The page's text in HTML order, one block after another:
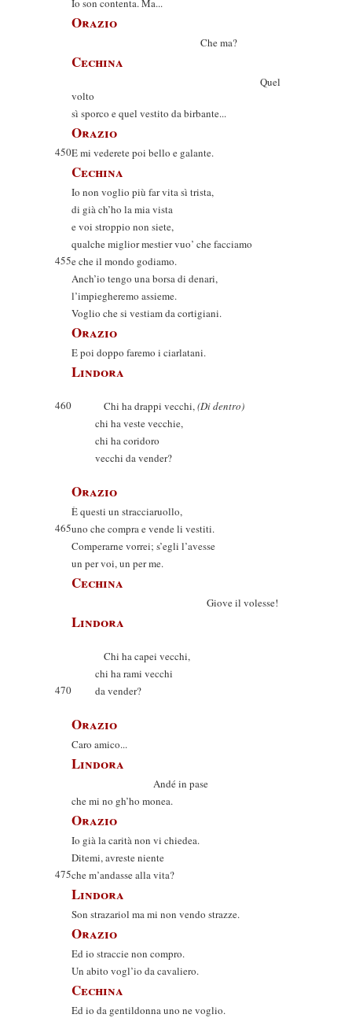
Io son contenta. Ma...
Orazio
Che ma?
Cechina
Quel
volto
sì sporco e quel vestito da birbante...
Orazio
450E mi vederete poi bello e galante.
Cechina
Io non voglio più far vita sì trista,
di già ch’ho la mia vista
e voi stroppio non siete,
qualche miglior mestier vuo’ che facciamo
455e che il mondo godiamo.
Anch’io tengo una borsa di denari,
l’impiegheremo assieme.
Voglio che si vestiam da cortigiani.
Orazio
E poi doppo faremo i ciarlatani.
Lindora
460 Chi ha drappi vecchi,(Di dentro)
chi ha veste vecchie,
chi ha coridoro
vecchi da vender?
Orazio
È questi un stracciaruollo,
465uno che compra e vende li vestiti.
Comperarne vorrei; s’egli l’avesse
un per voi, un per me.
Cechina
Giove il volesse!
Lindora
Chi ha capei vecchi,
chi ha rami vecchi
470
da vender?
Orazio
Caro amico...
Lindora
Andé in pase
che mi no gh’ho monea.
Orazio
Io già la carità non vi chiedea.
Ditemi, avreste niente
475che m’andasse alla vita?
Lindora
Son strazariol ma mi non vendo strazze.
Orazio
Ed io straccie non compro.
Un abito vogl’io da cavaliero.
Cechina
Ed io da gentildonna uno ne voglio.